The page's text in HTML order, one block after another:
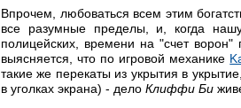
Впрочем, любоваться всем этим
все разумные пределы, и, когда
полицейских, времени на "счет
выясняется, что по игровой механике
такие же перекаты из укрытия в
в уголках экрана) - дело Клиффи Би